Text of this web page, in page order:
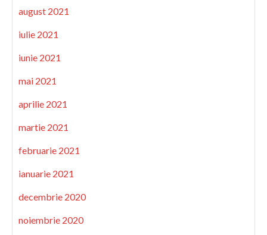
august 2021
iulie 2021
iunie 2021
mai 2021
aprilie 2021
martie 2021
februarie 2021
ianuarie 2021
decembrie 2020
noiembrie 2020